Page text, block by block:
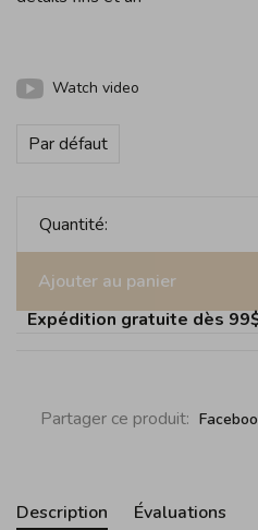
Watch video
Par défaut
Quantité:
Ajouter au panier
Expédition gratuite dès 99$
Partager ce produit:
Description Évaluations